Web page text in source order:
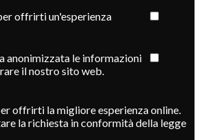
offrirti un'esperienza
anonimizzata le informazioni
il nostro sito web.
offrirti la migliore esperienza online.
la richiesta in conformità della legge